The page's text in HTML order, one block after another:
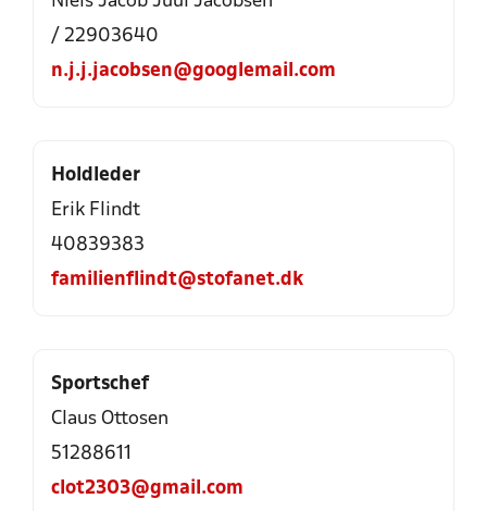
/ 22903640
n.j.j.jacobsen@googlemail.com
Holdleder
Erik Flindt
40839383
familienflindt@stofanet.dk
Sportschef
Claus Ottosen
51288611
clot2303@gmail.com